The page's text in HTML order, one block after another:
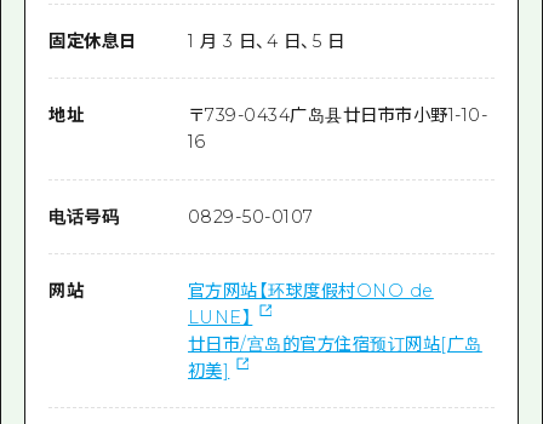
固定休息日 1 月 3 日、4 日、5 日
地址 〒739-0434广岛县廿日市市小野1-10-
16
电话号码 0829-50-0107
网站
官方网站【环球度假村ONO de
LUNE】
廿日市/宫岛的官方住宿预订网站[广岛
初美]